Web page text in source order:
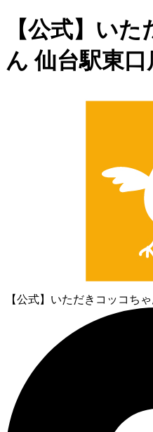
【公式】い
ん 仙台駅東
【公式】いただきコッコち